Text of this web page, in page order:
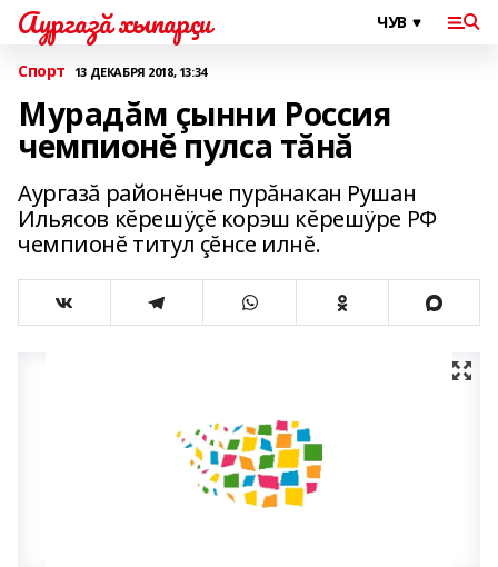
Аургазă хыпарçи
Спорт 13 ДЕКАБРЯ 2018, 13:34
Мурадăм çынни Россия
чемпионĕ пулса тăнă
Аургазă районĕнче пурăнакан Рушан
Ильясов кĕрешÿçĕ корэш кĕрешÿре РФ
чемпионĕ титул çĕнсе илнĕ.